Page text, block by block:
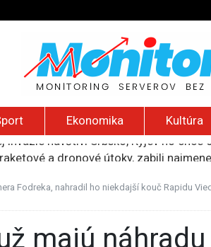
Ekonomika Kultúra
a dronové útoky, zabili
celý Perzský záliv“, pripravil
Fodreka, nahradil ho niekdajší kouč Rapidu